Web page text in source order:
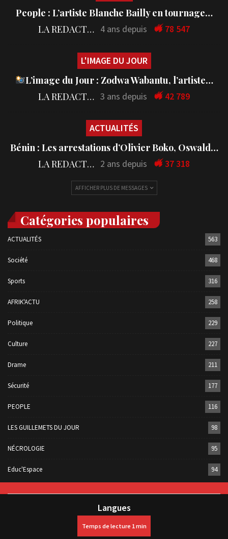
People : L’artiste Blanche Bailly en tournage…
LA REDACTION 4 ans depuis 78 547
L'IMAGE DU JOUR
L’image du Jour : Zodwa Wabantu, l’artiste…
LA REDACTION 3 ans depuis 42 789
ACTUALITÉS
Bénin : Les arrestations d’Olivier Boko, Oswald…
LA REDACTION 2 ans depuis 37 318
AFFICHER PLUS DE MESSAGES
Catégories populaires
ACTUALITÉS 563
Société 468
Sports 316
AFRIK'ACTU 258
Politique 229
Culture 227
Drame 211
Sécurité 177
PEOPLE 116
LES GUILLEMETS DU JOUR 98
NÉCROLOGIE 95
Educ'Espace 94
Langues